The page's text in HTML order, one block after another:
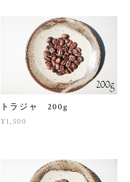
トラジャ 200g
¥1,500